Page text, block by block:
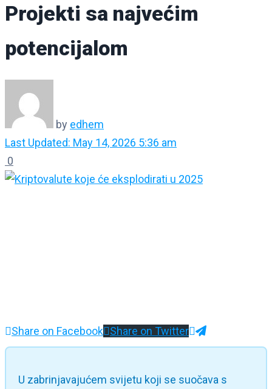
Projekti sa najvećim
potencijalom
by edhem
Last Updated: May 14, 2026 5:36 am
0
Share on Facebook Share on Twitter
U zabrinjavajućem svijetu koji se suočava s